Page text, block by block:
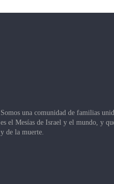
Somos una comunidad de familias
es el Mesías de Israel y el mundo, y
y de la muerte.